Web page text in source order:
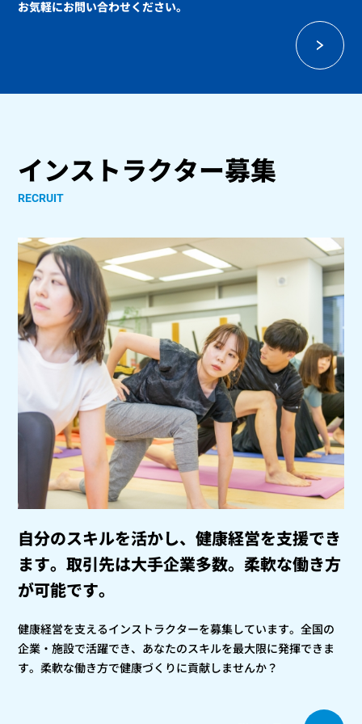
お気軽にお問い合わせください。
インストラクター募集
RECRUIT
自分のスキルを活かし、健康経営を支援でき
ます。取引先は大手企業多数。柔軟な働き方
が可能です。
健康経営を支えるインストラクターを募集しています。全国の
企業・施設で活躍でき、あなたのスキルを最大限に発揮できま
す。柔軟な働き方で健康づくりに貢献しませんか？